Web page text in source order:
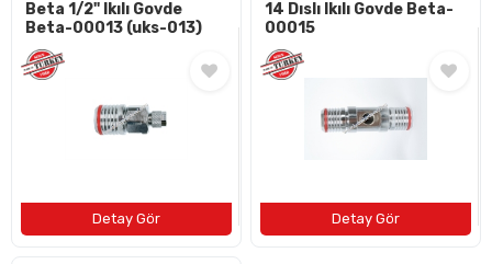
Beta 1/2" Ikılı Govde
Beta-00013 (uks-013)
14 Dıslı Ikılı Govde Beta-
00015